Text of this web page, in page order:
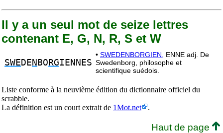
Il y a un seul mot de seize lettres
contenant E, G, N, R, S et W
SWE DE N BO RGIENNES
• SWEDENBORGIEN,
ENNE adj. De
Swedenborg, philosophe et
scientifique suédois.
Liste conforme à la neuvième édition du dictionnaire officiel du
scrabble.
La définition est un court extrait de 1Mot.net .
Haut de page